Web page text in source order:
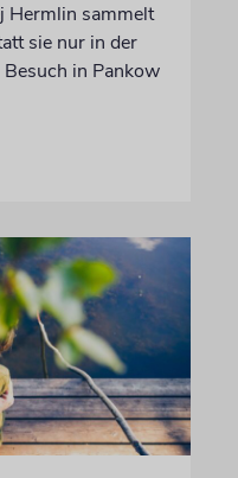
Hermlin sammelt
sie nur in der
in Pankow